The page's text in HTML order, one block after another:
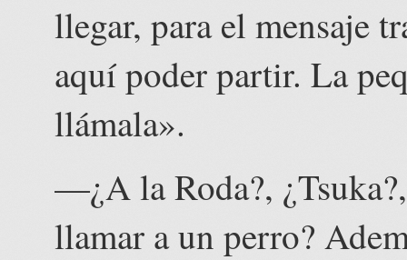
llegar, para el mensaje
aquí poder partir. La
llámala».
—¿A la Roda?,
llamar a un perro?